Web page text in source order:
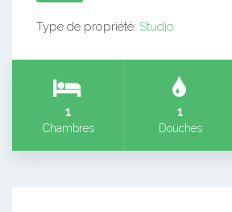
Type de propriété: Studio
1
Chambres
1
Douches